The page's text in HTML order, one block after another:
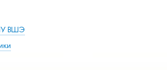
ВШЭ